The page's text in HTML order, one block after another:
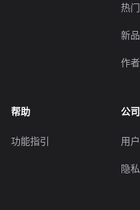
热
新
作
帮助
功能指引
公司
用
隐